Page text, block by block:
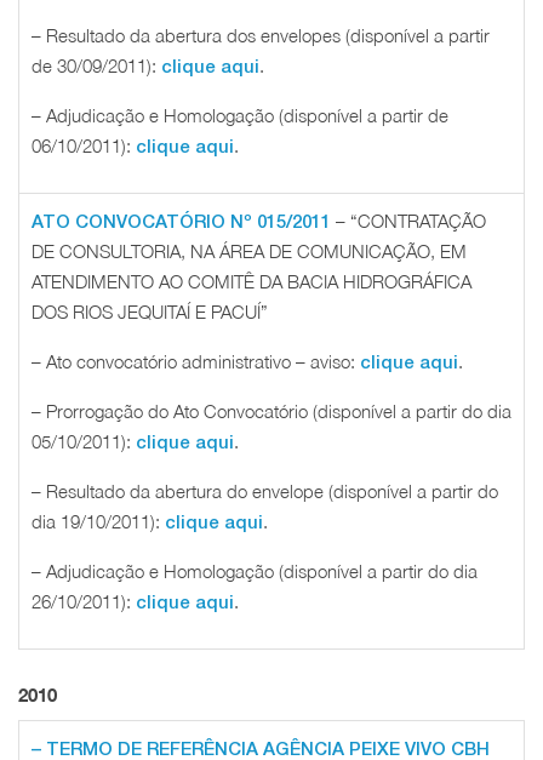
– Resultado da abertura dos envelopes (disponível a partir
de 30/09/2011): clique aqui.
– Adjudicação e Homologação (disponível a partir de
06/10/2011): clique aqui.
ATO CONVOCATÓRIO Nº 015/2011 – “CONTRATAÇÃO
DE CONSULTORIA, NA ÁREA DE COMUNICAÇÃO, EM
ATENDIMENTO AO COMITÊ DA BACIA HIDROGRÁFICA
DOS RIOS JEQUITAÍ E PACUÍ”
– Ato convocatório administrativo – aviso: clique aqui.
– Prorrogação do Ato Convocatório (disponível a partir do dia
05/10/2011): clique aqui.
– Resultado da abertura do envelope (disponível a partir do
dia 19/10/2011): clique aqui.
– Adjudicação e Homologação (disponível a partir do dia
26/10/2011): clique aqui.
2010
– TERMO DE REFERÊNCIA AGÊNCIA PEIXE VIVO CBH